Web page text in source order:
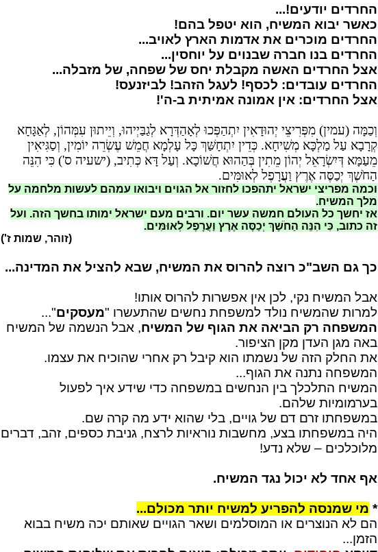
החרדים יודעים!...
כאשר יבוא המשיח, הוא יטפל בהם!
החרדים מוכרים את אדמות הארץ לאויב...
החרדים בנו חברה שבנוים על יוחסין...
אצל החרדים האשה מקבלת יחס של שפחה, של מזבלה...
החרדים עובדים: לכסף! לעגל הזהב! לביזנעס!
אצל החרדים: אין אמונה אמיתית ב-ה'!
וְכַמָּה (עמין) מִפְּרִיצֵי יְהוּדָאִין יִתְהַפְּכוּ לְאָהַדְּרָא לְגַבַּיְיהוּ, וְיֵיתוּן עִמְּהוֹן, לְאַגָּחָא
קְרָבָא עַל מַלְכָּא מְשִׁיחָא. כְּדֵין יִתְחָשַּׁךְ כָּל עָלְמָא חֲמֵשׁ עֶשְׂרֵה יוֹמִין, וְסַגִּיאִין
מֵעַמָּא דְּיִשְׂרָאֵל יְהוֹן מֵתִין בְּהַהוּא חֲשׁוֹכָא. וְעַל דָּא כְּתִיב, (ישעיה ס') כִּי הִנֵּה
הַחֹשֶׁךְ יְכַסֶּה אֶרֶץ וַעֲרָפֶל לְאוּמִּים.
וכמה מפריצי ישראל יתהפכו לחזור אל הגוים ויבואו עמהם לעשות מלחמה על
מלך המשיח.
אז יחשך כל העולם חמשה עשר יום. ורבים מעם ישראל ימותו בחשך הזה. ועל
זה כתוב, כִּי הִנֵּה הַחֹשֶׁךְ יְכַסֶּה אֶרֶץ וַעֲרָפֶל לְאוּמִּים.
(זוהר, שמות ז')
כך גם השב"כ רוצה להרוס את המשיח, שבא להציל את המדינה...
אבל המשיח נקי, לכן אין אפשרות להרוס אותו!
למרות שהמשיח נולד למשפחת נחשים שהתעשרו "מעסקים"...
המשפחה רק הביאה את הגוף של המשיח, אבל הנשמה של המשיח
באה מגן העדן מקן הציפור.
את החלק הזה של נשמתו הוא קיבל רק אחרי שהוכיח את עצמו.
המשפחה נתנה את הגוף...
המשיח התלכלך בין הנחשים במשפחה כדי שידע איך לפעול
בערמומיות שלהם.
במשפחתו זרם דם של גויים, בלי שהוא ידע מה קרה שם.
היה במשפחתו בצע, מחשבות נוראיות לרצח, גניבת כספים, זהב, דברים
מלוכלכים – שלא נדע!
אף אחד לא יכול נגד המשיח.
* מי שמנסה להפריע למשיח יותר מכולם...
הם לא הנוצרים או המוסלמים ושאר הגויים שאותם יכה משיח בבוא
הזמן...